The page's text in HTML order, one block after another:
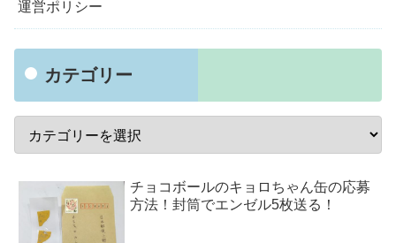
運営ポリシー
カテゴリー
チョコボールのキョロちゃん缶の応募
方法！封筒でエンゼル5枚送る！